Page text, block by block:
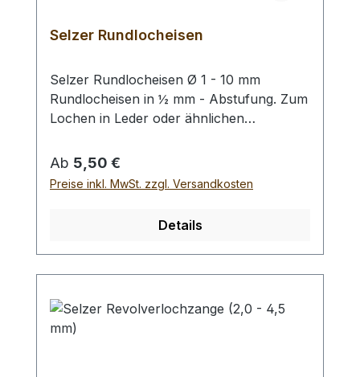
Selzer Rundlocheisen
Selzer Rundlocheisen Ø 1 - 10 mm
Rundlocheisen in ½ mm - Abstufung. Zum
Lochen in Leder oder ähnlichen
Unterlage und einen geeigneten
Hammer zum Schlagen, (keinen
Stahlhammer; Gefahr des Splitterns) siehe
erhalten Sie 1 Selzer Rundlocheisen der
gewählten Größe.
Regulärer Preis:
Ab 5,50 €
Preise inkl. MwSt. zzgl. Versandkosten
Details